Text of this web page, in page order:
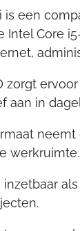
is een
Intel Core
zorgt
aan in
werkruimte.
inzetbaar